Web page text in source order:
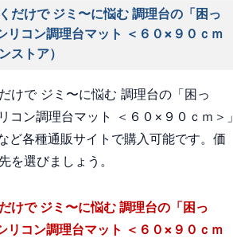
だけで ジミ〜に悩む 調理台の「困っ
リコン調理台マット ＜６０×９０ｃｍ
ストア）
けで ジミ〜に悩む 調理台の「困っ
ン調理台マット ＜６０×９０ｃｍ＞」
ど各種通販サイトで購入可能です。価
を選びましょう。
で ジミ〜に悩む 調理台の「困っ
リコン調理台マット ＜６０×９０ｃｍ